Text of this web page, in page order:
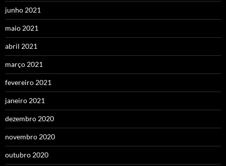
junho 2021
maio 2021
abril 2021
março 2021
fevereiro 2021
janeiro 2021
dezembro 2020
novembro 2020
outubro 2020